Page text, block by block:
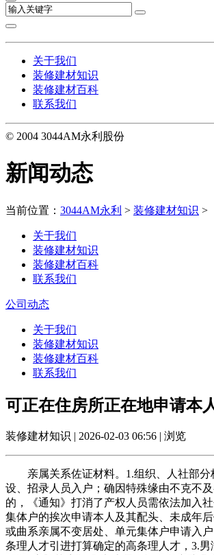
关于我们
装修建材知识
装修建材百科
联系我们
© 2004 3044AM永利股份
新闻动态
当前位置： 3044AM永利 > 装修建材知识 >
关于我们
装修建材知识
装修建材百科
联系我们
公司动态
关于我们
装修建材知识
装修建材百科
联系我们
可正在住房所正在地申请本
装修建材知识 | 2026-02-03 06:56 | 浏览
亲属关系佐证材料。1.组织、人社部分
设、招录人员入户；确因特殊缘由不克不
的，《通知》打消了产权人员需依法加入
集体户的挨次申请本人及其配头、未成年
或曲系亲属不变居处、单元集体户申请入
条理人才引进打算确定的高条理人才，3.